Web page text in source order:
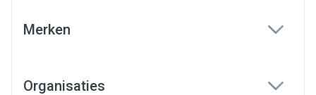
Merken
Organisaties